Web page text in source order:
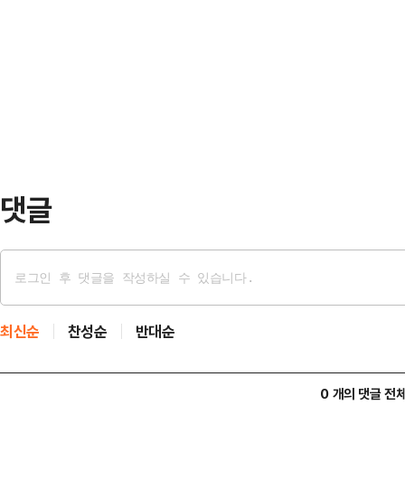
댓글
최신순 찬성순 반대순
0 개의 댓글 전